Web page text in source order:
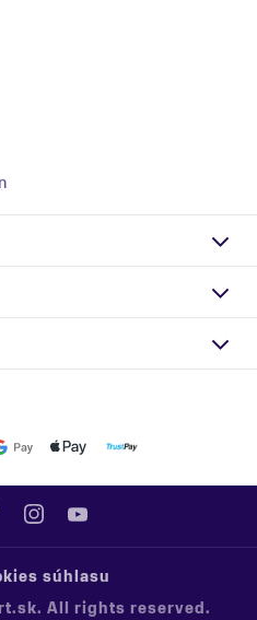
All rights reserved.
súhlasu